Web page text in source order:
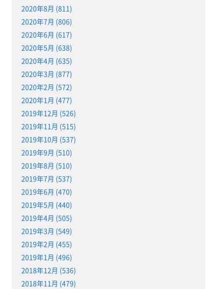
2020年8月 (811)
2020年7月 (806)
2020年6月 (617)
2020年5月 (638)
2020年4月 (635)
2020年3月 (877)
2020年2月 (572)
2020年1月 (477)
2019年12月 (526)
2019年11月 (515)
2019年10月 (537)
2019年9月 (510)
2019年8月 (510)
2019年7月 (537)
2019年6月 (470)
2019年5月 (440)
2019年4月 (505)
2019年3月 (549)
2019年2月 (455)
2019年1月 (496)
2018年12月 (536)
2018年11月 (479)